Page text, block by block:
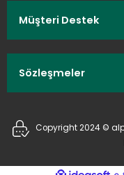
Müşteri Destek
Sözleşmeler
Copyright 2024 ©